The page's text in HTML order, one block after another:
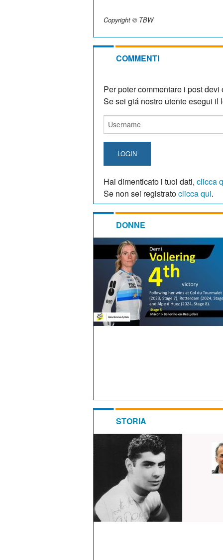
Copyright © TBW
COMMENTI
Per poter commentare i post devi
Se sei giá nostro utente esegui il
LOGIN
Hai dimenticato i tuoi dati, clicca
Se non sei registratoclicca qui.
DONNE
STORIA